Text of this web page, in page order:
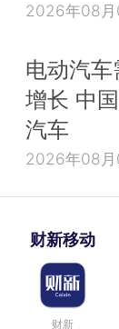
2026年08月
电动汽
增长 中
汽车
2026年08月
财新移动
财新